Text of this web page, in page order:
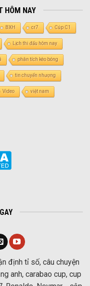
HÔM NAY
BXH cr7 Cúp C1
Lịch thi đấu hôm nay
phân tích kèo bóng
tin chuyển nhượng
Video việt nam
định tỉ số, câu chuyện
anh, carabao cup, cup